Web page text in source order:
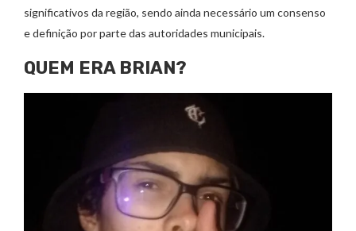
significativos da região, sendo ainda necessário um consenso
e definição por parte das autoridades municipais.
QUEM ERA BRIAN?